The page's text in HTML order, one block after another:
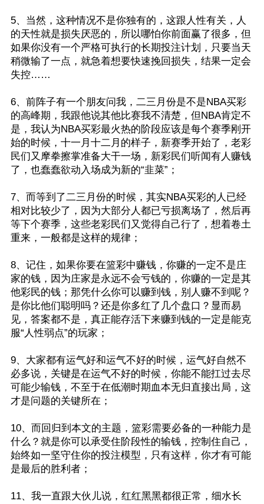
5、当然，这种情况不是你独有的，这跟人性有关，人
的天性就是损失厌恶的，所以哪怕你前面赢了很多，但
如果你没有一个严格可执行的长期投注计划，只要当天
稍微输了一点，就急着想要快速挽回损失，结果一定会
失控……
6、前阵子有一个朋友问我，二三月份是不是NBA买彩
的高峰期，我跟他说其他比赛我不清楚，但NBA肯定不
是，我认为NBA买彩最火热的阶段应该是每个赛季刚开
始的时候，十一月十二月的样子，新赛季开始了，老彩
民们又摩拳擦掌准备大干一场，新彩民们听闻有人赚钱
了，也蠢蠢欲动入场成为新的“韭菜”；
7、而等到了二三月份的时候，其实NBA买彩的人已经
相对比较少了，因为大部分人都已亏损离场了，然后再
等下个赛季，这些老彩民们又觉得自己行了，想着卷土
重来，一般都是这样的规律；
8、记住，如果你要在篮彩中赚钱，你赚的一定不是庄
家的钱，因为庄家是永远不会亏钱的，你赚的一定是其
他彩民的钱；那凭什么你可以赚到钱，别人赚不到呢？
是你比他们聪明吗？还是你多红了几个盘口？显而易
见，答案都不是，真正能存活下来赚到钱的一定是能克
服“人性弱点”的玩家；
9、大家都有运气好和运气不好的时候，运气好自然不
必多说，关键是在运气不好的时候，你能不能扛过去尽
可能少输钱，不至于在低潮时期血本无归直接出局，这
才是问题的关键所在；
10、而回归到本文的主题，篮彩需要必备的一种能力是
什么？就是你可以承受住阶段性的输钱，控制住自己，
始终如一坚守住你的投注模型，只有这样，你才有可能
是最后的胜利者；
11、我一直跟大伙儿说，红红黑黑都很正常，细水长